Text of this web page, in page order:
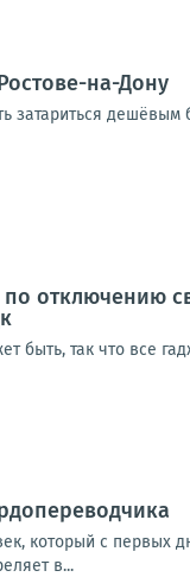
на-Дону
затариться
отключению
быть, так что все
который с первых
в...